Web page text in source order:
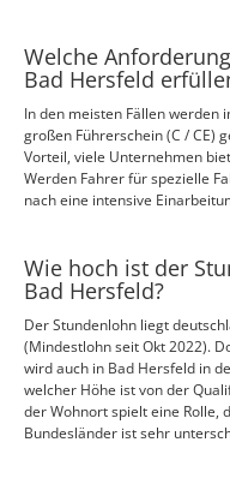
Welche
Bad Hersfeld
In den meisten Fällen
großen Führerschein (C / CE)
Vorteil, viele Unternehmen
Werden Fahrer für spezielle
nach eine intensive
Wie hoch ist der
Bad Hersfeld?
Der Stundenlohn liegt
(Mindestlohn seit Okt 2022).
wird auch in Bad Hersfeld in
welcher Höhe ist von der
der Wohnort spielt eine Rolle,
Bundesländer ist sehr